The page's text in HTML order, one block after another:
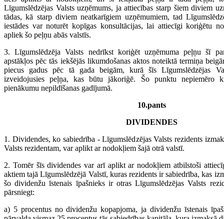
Līgumslēdzējas Valsts uzņēmums, ja attiecības starp šiem diviem
tādas, kā starp diviem neatkarīgiem uzņēmumiem, tad
iestādes var noturēt kopīgas konsultācijas, lai attiecīgi koriģētu
apliek šo peļņu abās valstīs.
3. Līgumslēdzēja Valsts nedrīkst koriģēt uzņēmuma peļņu šī
apstākļos pēc tās iekšējās likumdošanas aktos noteiktā termiņa
piecus gadus pēc tā gada beigām, kurā šīs Līgumslēdzējas
izveidojusies peļņa, kas būtu jākoriģē. Šo punktu nepiemēro
pienākumu nepildīšanas gadījumā.
10.pants
DIVIDENDES
1. Dividendes, ko sabiedrība - Līgumslēdzējas Valsts rezidents
Valsts rezidentam, var aplikt ar nodokļiem šajā otrā valstī.
2. Tomēr šīs dividendes var arī aplikt ar nodokļiem atbilstoši
aktiem tajā Līgumslēdzējā Valstī, kuras rezidents ir sabiedrība, kas
šo dividenžu īstenais īpašnieks ir otras Līgumslēdzējas Valsts
pārsniegt:
a) 5 procentus no dividenžu kopapjoma, ja dividenžu īstenais